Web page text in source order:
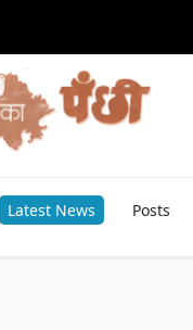
Latest News Posts